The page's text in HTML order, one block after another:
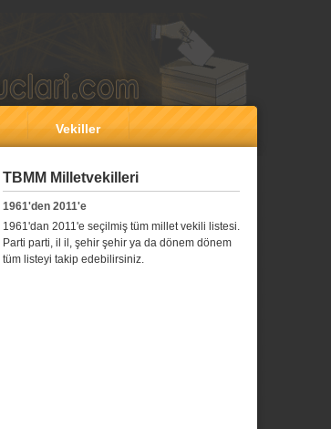
Vekiller
TBMM Milletvekilleri
1961'den 2011'e
1961'dan 2011'e seçilmiş tüm millet vekili listesi.
Parti parti, il il, şehir şehir ya da dönem dönem
tüm listeyi takip edebilirsiniz.